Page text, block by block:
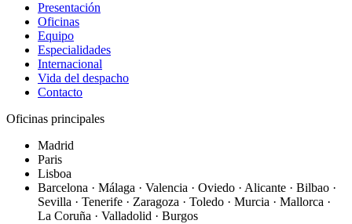
Presentación
Oficinas
Equipo
Especialidades
Internacional
Vida del despacho
Contacto
Oficinas principales
Madrid
Paris
Lisboa
Barcelona · Málaga · Valencia · Oviedo · Alicante · Bilbao ·
Sevilla · Tenerife · Zaragoza · Toledo · Murcia · Mallorca ·
La Coruña · Valladolid · Burgos